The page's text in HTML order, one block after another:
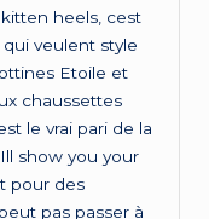
heels, cest
veulent style
Etoile et
chaussettes
le vrai pari de la
show you your
pour des
pas passer à